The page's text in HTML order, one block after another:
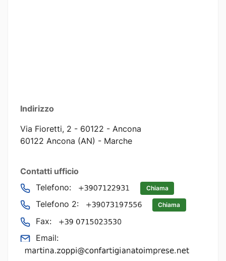
Indirizzo
Via Fioretti, 2 - 60122 - Ancona
60122 Ancona (AN) - Marche
Contatti ufficio
Telefono:
Chiama
Telefono 2: Chiama
Fax:
Email: